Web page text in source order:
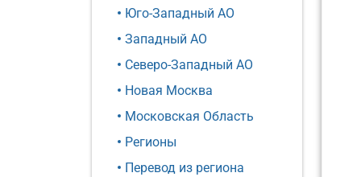
Юго-Западный АО
Западный АО
Северо-Западный АО
Новая Москва
Московская Область
Регионы
Перевод из региона